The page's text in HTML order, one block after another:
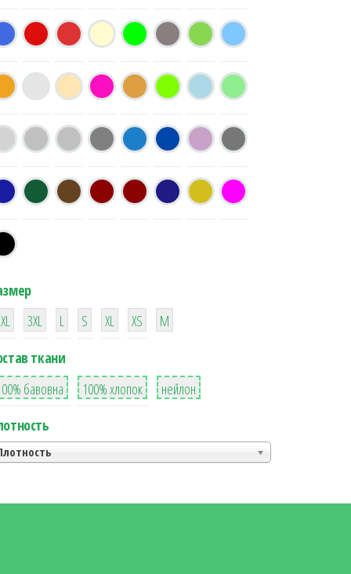
38 16
3XL
42
L
42
S
42
XL XS
М
ткани
8
бавовна
36
100% хлопок
2
нейлон